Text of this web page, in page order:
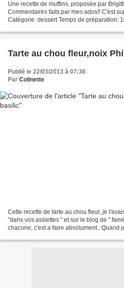
Une recette de muffins, proposée par
Commentaires faits par mes ados!! C'est
Catégorie: dessert Temps de préparation:
Tarte au chou fleur,noix
Publié le 22/03/2013 à 07:36
Par Colinette
Cette recette de tarte au chou fleur, je
"dans vos assiettes " et sur le blog de "
chacune, c'est a faire absolument.. Quand